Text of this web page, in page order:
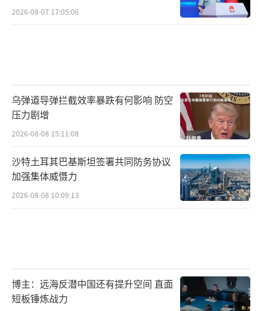
2026-08-07 17:05:06
乌弹道导弹拦截效率暴跌有何影响 防空
压力剧增
2026-08-08 15:11:08
沙特土耳其巴基斯坦签署共同防务协议
加强集体威慑力
2026-08-08 10:09:13
博主：远海反潜中国还有提升空间 直面
短板锤炼战力